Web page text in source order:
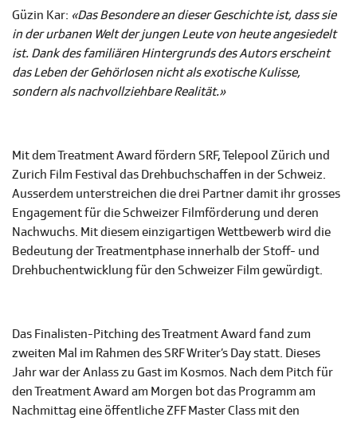
Güzin Kar: «Das Besondere an dieser Geschichte ist, dass sie
in der urbanen Welt der jungen Leute von heute angesiedelt
ist. Dank des familiären Hintergrunds des Autors erscheint
das Leben der Gehörlosen nicht als exotische Kulisse,
sondern als nachvollziehbare Realität.»
Mit dem Treatment Award fördern SRF, Telepool Zürich und
Zurich Film Festival das Drehbuchschaffen in der Schweiz.
Ausserdem unterstreichen die drei Partner damit ihr grosses
Engagement für die Schweizer Filmförderung und deren
Nachwuchs. Mit diesem einzigartigen Wettbewerb wird die
Bedeutung der Treatmentphase innerhalb der Stoff- und
Drehbuchentwicklung für den Schweizer Film gewürdigt.
Das Finalisten-Pitching des Treatment Award fand zum
zweiten Mal im Rahmen des SRF Writer’s Day statt. Dieses
Jahr war der Anlass zu Gast im Kosmos. Nach dem Pitch für
den Treatment Award am Morgen bot das Programm am
Nachmittag eine öffentliche ZFF Master Class mit den